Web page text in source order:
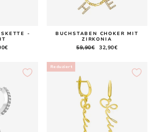
-
BUCHSTABEN CHOKER MIT
ZIRKONIA
Normaler
59,90€ Sonderpreis
32,90€
Reduziert